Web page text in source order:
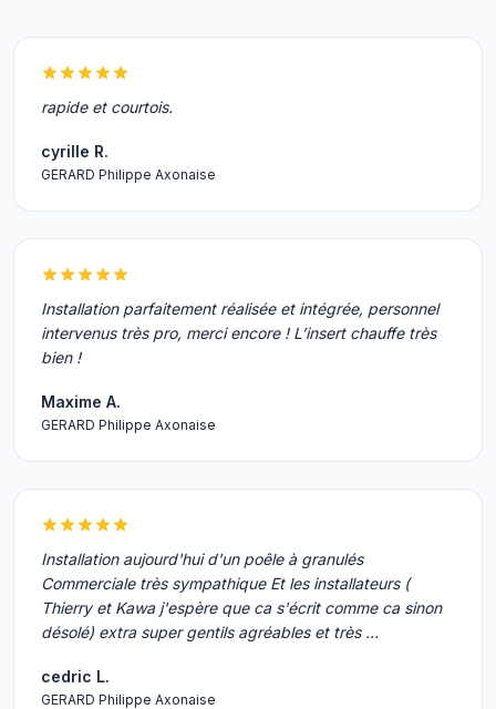
rapide et courtois.
cyrille R.
GERARD Philippe Axonaise
Installation parfaitement réalisée et intégrée, personnel
intervenus très pro, merci encore ! L’insert chauffe très
bien !
Maxime A.
GERARD Philippe Axonaise
Installation aujourd'hui d'un poêle à granulés
Commerciale très sympathique Et les installateurs (
Thierry et Kawa j'espère que ca s'écrit comme ca sinon
désolé) extra super gentils agréables et très …
cedric L.
GERARD Philippe Axonaise